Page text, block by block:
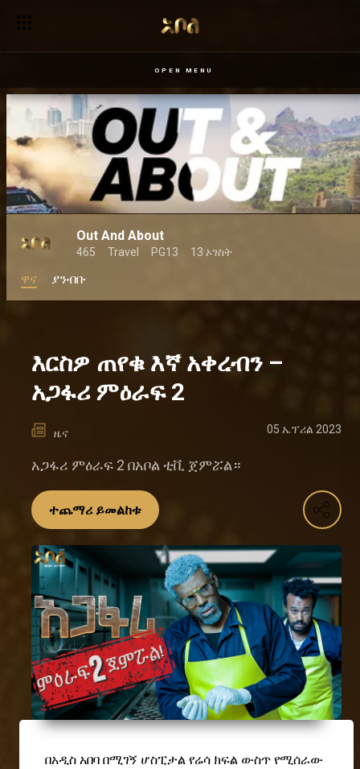
OPEN MENU
Out And About
465 Travel PG13 13 ኦገስት
ዋና ያንብቡ
እርስዎ ጠየቁ እኛ አቀረብን –
አጋፋሪ ምዕራፍ 2
ዜና 05 ኤፕሪል 2023
አጋፋሪ ምዕራፍ 2 በአቦል ቲቪ ጀምሯል።
ተጨማሪ ይመልከቱ
በአዲስ አበባ በሚገኝ ሆስፒታል የሬሳ ክፍል ውስጥ የሚሰራው